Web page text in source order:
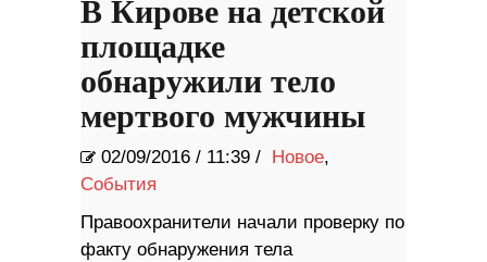
В Кирове на детской
площадке
обнаружили тело
мертвого мужчины
02/09/2016 / 11:39 / Новое,
События
Правоохранители начали проверку по
факту обнаружения тела